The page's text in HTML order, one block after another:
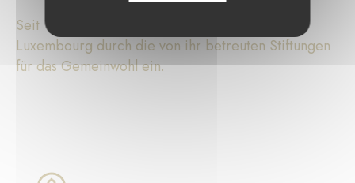
Seit 17 Jahren setzt sich die Fondation de
Luxembourg durch die von ihr betreuten Stiftungen
für das Gemeinwohl ein.